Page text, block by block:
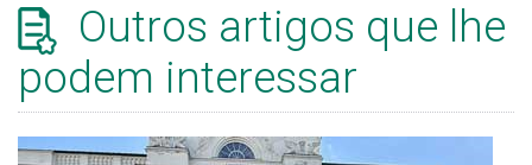
Outros artigos que lhe
podem interessar